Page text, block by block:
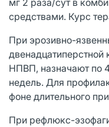
средствами. Курс
При эрозивно-
НПВП, назначают по
недель. Для
фоне длительного
При рефлюкс-